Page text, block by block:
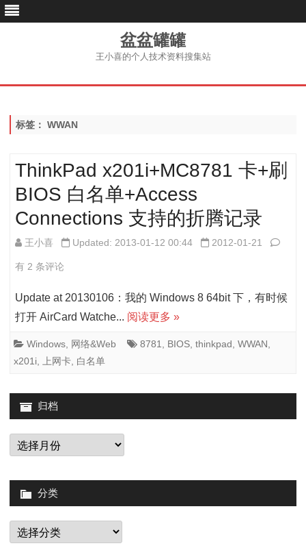
盆盆罐罐
王小喜的个人技术资料搜集站
跳
标签： WWAN
ThinkPad x201i+MC8781 卡+刷
BIOS 白名单+Access
Connections 支持的折腾记录
王小喜 Updated: 2013-01-12 00:44 2012-01-21
支
持
有 2 条评论
Update at 20130106：我的 Windows 8 64bit 下，有时候
打开 AirCard Watche... 阅读更多 »
Windows 网络&Web 8781 BIOS thinkpad WWAN
x201i
上网卡 白名单
归档
归
档
分类
分
类